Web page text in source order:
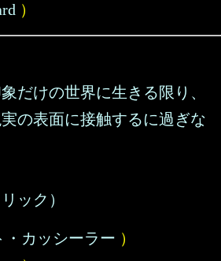
）
だけの世界に生きる限り、
の表面に接触するに過ぎな
ック）
・カッシーラー ）